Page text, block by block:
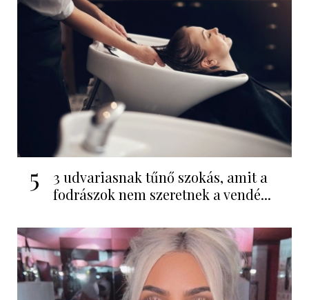
5
3 udvariasnak tűnő szokás, amit a
fodrászok nem szeretnek a vendé...